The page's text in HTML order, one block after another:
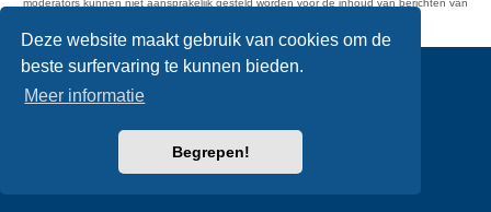
Deze website maakt gebruik van cookies om de
beste surfervaring te kunnen bieden.
Meer informatie
Begrepen!
moderators kunnen niet aansprakelijk gesteld worden voor de inhoud van berichten van